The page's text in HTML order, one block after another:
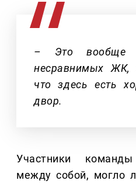
– Это вообще
несравнимых ЖК,
что здесь есть
двор.
Участники
между собой, могло